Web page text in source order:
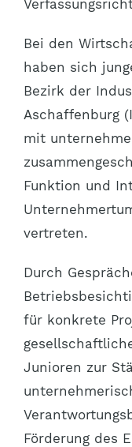
Bei den
haben sich
Bezirk der
Aschaffenburg
mit
Funktion und
vertreten.
Durch
für konkrete
Junioren zur
Förderung des